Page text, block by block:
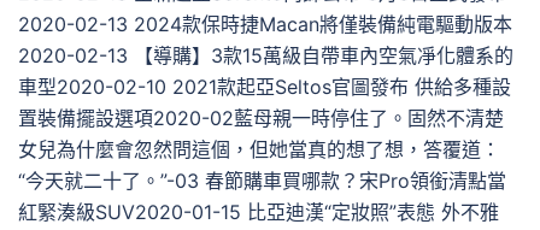
2020-02-13 2024款保時捷Macan將僅裝備純電驅動版本
2020-02-13 ​【導購】3款15萬級自帶車內空氣凈化體系的
車型2020-02-10 2021款起亞Seltos官圖發布 供給多種設
置裝備擺設選項2020-02藍母親一時停住了。固然不清楚
女兒為什麼會忽然問這個，但她當真的想了想，答覆道：
“今天就二十了。”-03 春節購車買哪款？宋Pro領銜清點當
紅緊湊級SUV2020-01-15 比亞迪漢“定妝照”表態 外不雅